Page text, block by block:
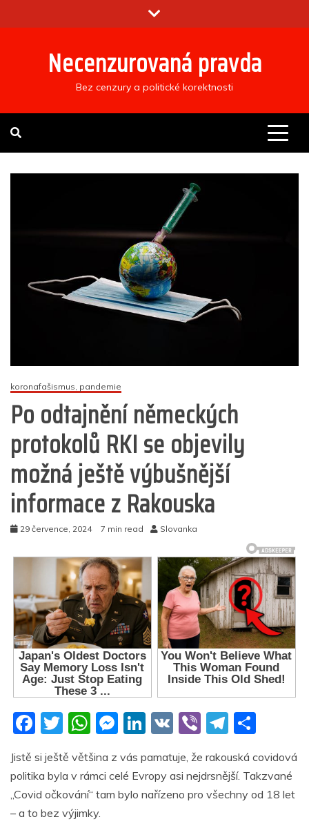
to
Necenzurovaná pravda
Bez cenzury a politické korektnosti
koronafašismus, pandemie
Po odtajnění německých
protokolů RKI se objevily
možná ještě výbušnější
informace z Rakouska
29 července, 2024 7 min read Slovanka
F
c
e
b
T
w
itt
er
W
h
at
s
A
M
ss
e
Li
k
e
V
Vi
er
T
e
gr
ar
e
Jistě si ještě většina z vás pamatuje, že rakouská covidová
politika byla v rámci celé Evropy asi nejdrsnější. Takzvané
„Covid očkování“ tam bylo nařízeno pro všechny od 18 let
– a to bez výjimky.